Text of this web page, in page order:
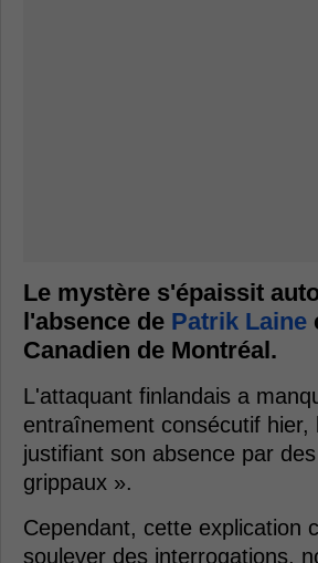
Le mystère s'épaissit
l'absence de Patrik Laine
Canadien de Montréal.
L'attaquant finlandais a
entraînement consécutif hier,
justifiant son absence par
grippaux ».
Cependant, cette explication
soulever des interrogations,